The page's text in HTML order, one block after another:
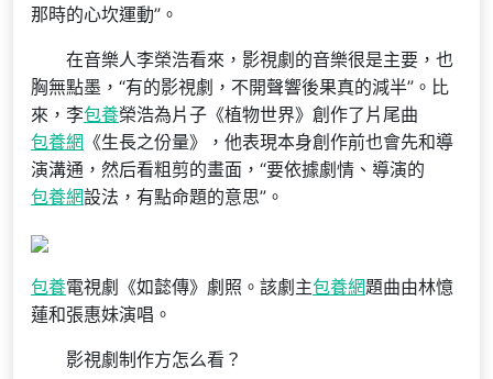
那時的心坎運動”。
在音樂人李榮浩看來，影視劇的音樂很是主要，也
胸無點墨，“有的影視劇，不開聲響後果真的減半”。比
來，李包養榮浩為片子《植物世界》創作了片尾曲
包養網 《生長之份量》，他表現本身創作前也會先和導
演溝通，然后看粗剪的畫面，“要依據劇情、導演的
包養網設法，有點命題的意思”。
包養電視劇《如懿傳》劇照。該劇主包養網題曲由林憶
蓮和張惠妹演唱。
影視劇制作方怎么看？